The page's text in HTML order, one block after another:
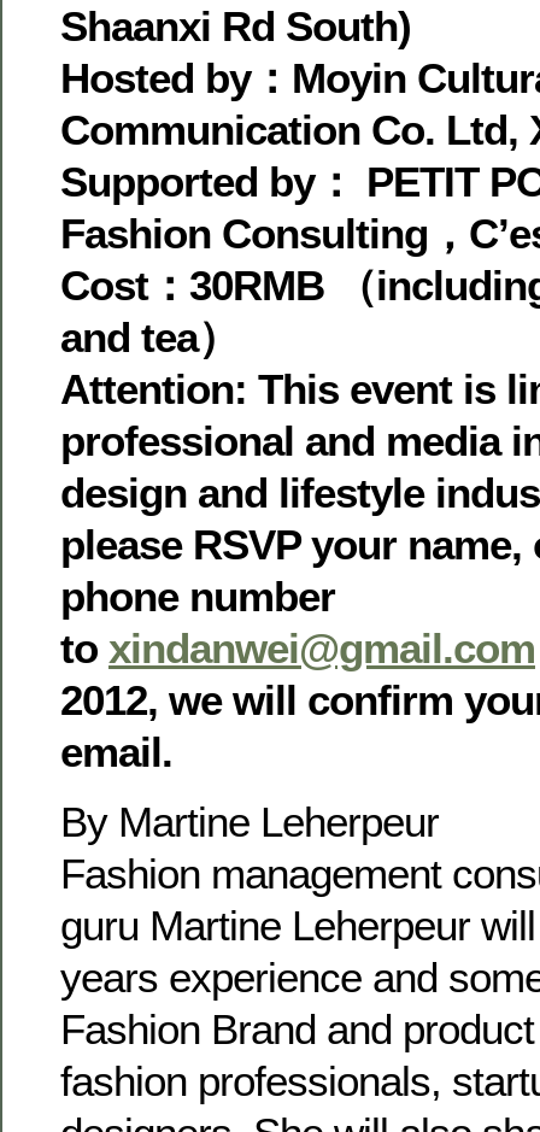
Shaanxi Rd South)
Hosted by：Moyin
Communication Co. Ltd,
Supported by： PETIT
Fashion Consulting，
Cost：30RMB （
and tea）
Attention: This event is
professional and media
design and lifestyle
please RSVP your
phone number
to xindanwei@gmail.com
2012, we will confirm
email.
By Martine Leherpeur
Fashion management
guru Martine Leherpeur
years experience and
Fashion Brand and
fashion professionals,